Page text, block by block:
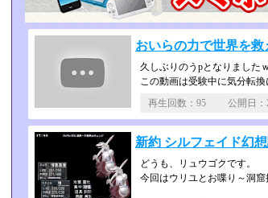
おいらの力で世界を
久しぶりのうpとなりましたｗ
この動画は受験中に気分転
再生回数：95 公開日
新約 シルフェイド幻
どうも、リュウゴクです。
今回はウリユとお喋り～洞窟